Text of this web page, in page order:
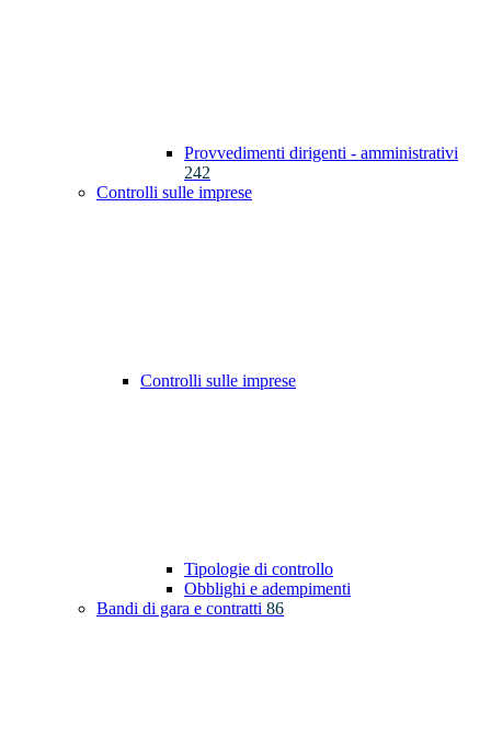
Provvedimenti dirigenti - amministrativi
242
Controlli sulle imprese
Controlli sulle imprese
Tipologie di controllo
Obblighi e adempimenti
Bandi di gara e contratti 86